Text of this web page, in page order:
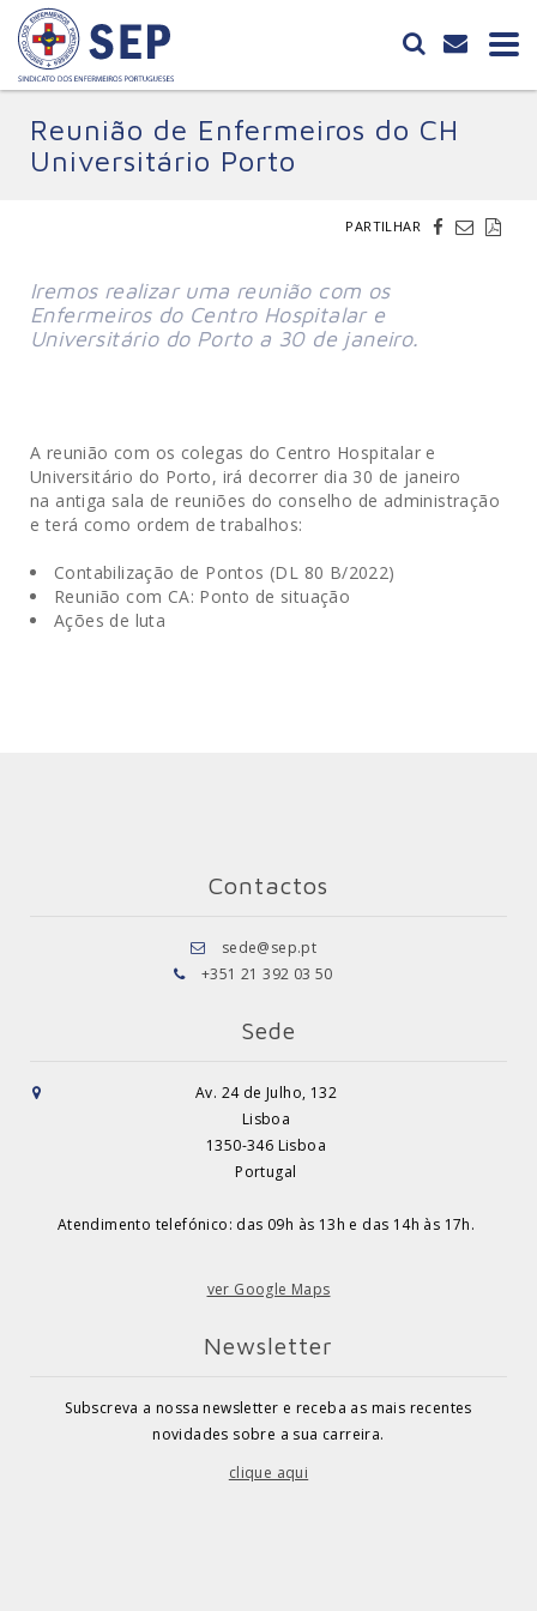
Reunião de Enfermeiros do CH
Universitário Porto
PARTILHAR
Iremos realizar uma reunião com os
Enfermeiros do Centro Hospitalar e
Universitário do Porto a 30 de janeiro.
A reunião com os colegas do Centro Hospitalar e
Universitário do Porto, irá decorrer dia 30 de janeiro
na antiga sala de reuniões do conselho de administração
e terá como ordem de trabalhos:
Contabilização de Pontos (DL 80 B/2022)
Reunião com CA: Ponto de situação
Ações de luta
Contactos
sede@sep.pt
+351 21 392 03 50
Sede
Av. 24 de Julho, 132
Lisboa
1350-346 Lisboa
Portugal
Atendimento telefónico: das 09h às 13h e das 14h às 17h.
ver Google Maps
Newsletter
Subscreva a nossa newsletter e receba as mais recentes
novidades sobre a sua carreira.
clique aqui